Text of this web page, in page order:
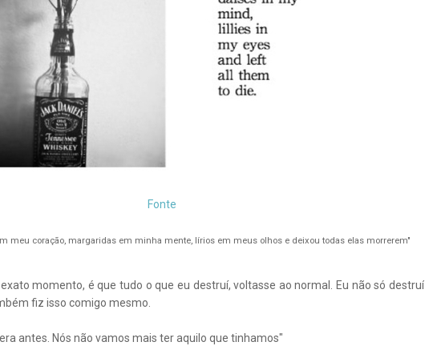
Fonte
meu coração, margaridas em minha mente, lírios em meus olhos e deixou todas elas morrerem"
momento, é que tudo o que eu destruí, voltasse ao normal. Eu não só destruí
fiz isso comigo mesmo.
antes. Nós não vamos mais ter aquilo que tinhamos"